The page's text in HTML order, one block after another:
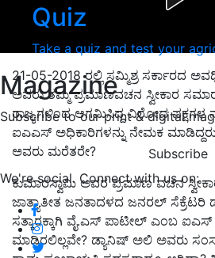
Quiz
Take a quiz and test your
Magazine
Subscribe to our print & digital
Subscribe
We're social. Connect with us on:
21-05-2018 ರಲ್ಲಿ ಸಮ್ಮಿಶ್ರ ಸರ್ಕಾರದ
ಅವರು ತಮ್ಮ ಪ್ರಮಾಣವಚನ ಸ್ವೀಕಾರ
ರಾಜ್ಯಗಳಿಂದ ಆಗಮಿಸಿದ್ದ ವಿರೋಧ ಪಕ್ಷಗಳ
ಐಎಎಸ್ ಅಧಿಕಾರಿಗಳನ್ನು ನೇಮಕ
ಅವರು ಮರೆತರೇ?
ಕುಮಾರಸ್ವಾಮಿ ಅವರ ಪ್ರಮಾಣ ವಚನ
ಜಾತ್ಯಾತೀತ ಜನತಾದಳದ ಜನರಲ್
ಸತ್ಕಾರಕ್ಕಾಗಿ ವೈ.ಎಸ್ ಪಾಟೀಲ್ ಎಂಬ
ಮಾಡಿರಲಿಲ್ಲವೇ? ಡ್ಯಾನಿಷ್ ಅಲಿ ಅವರು